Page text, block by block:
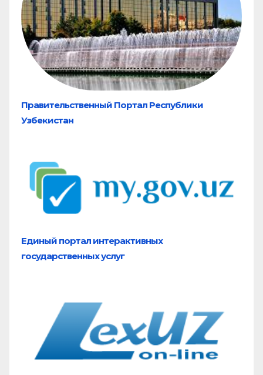
Правительственный Портал Республики
Узбекистан
Единый портал интерактивных
государственных услуг